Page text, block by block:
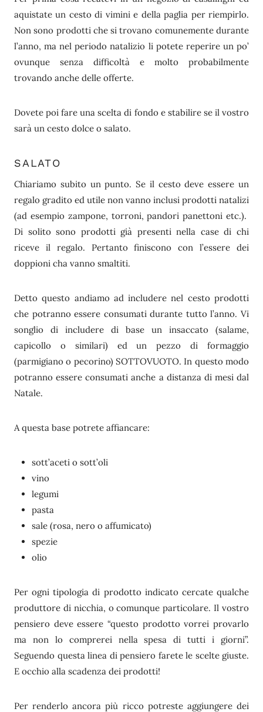
aquistate un cesto di vimini e della paglia per riempirlo.
Non sono prodotti che si trovano comunemente durante
l’anno, ma nel periodo natalizio li potete reperire un po’
ovunque senza difficoltà e molto probabilmente
trovando anche delle offerte.
Dovete poi fare una scelta di fondo e stabilire se il vostro
sarà un cesto dolce o salato.
SALATO
Chiariamo subito un punto. Se il cesto deve essere un
regalo gradito ed utile non vanno inclusi prodotti natalizi
(ad esempio zampone, torroni, pandori panettoni etc.).
Di solito sono prodotti già presenti nella case di chi
riceve il regalo. Pertanto finiscono con l’essere dei
doppioni cha vanno smaltiti.
Detto questo andiamo ad includere nel cesto prodotti
che potranno essere consumati durante tutto l’anno. Vi
songlio di includere di base un insaccato (salame,
capicollo o similari) ed un pezzo di formaggio
(parmigiano o pecorino) SOTTOVUOTO. In questo modo
potranno essere consumati anche a distanza di mesi dal
Natale.
A questa base potrete affiancare:
sott’aceti o sott’oli
vino
legumi
pasta
sale (rosa, nero o affumicato)
spezie
olio
Per ogni tipologia di prodotto indicato cercate qualche
produttore di nicchia, o comunque particolare. Il vostro
pensiero deve essere “questo prodotto vorrei provarlo
ma non lo comprerei nella spesa di tutti i giorni”.
Seguendo questa linea di pensiero farete le scelte giuste.
E occhio alla scadenza dei prodotti!
Per renderlo ancora più ricco potreste aggiungere dei